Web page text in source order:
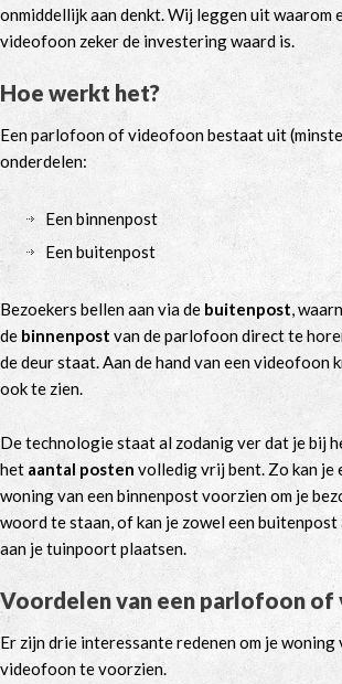
onmiddellijk aan denkt. Wij leggen uit waarom
videofoon zeker de investering waard is.
Hoe werkt het?
Een parlofoon of videofoon bestaat uit
onderdelen:
Een binnenpost
Een buitenpost
Bezoekers bellen aan via de buitenpost,
de binnenpost van de parlofoon direct te
de deur staat. Aan de hand van een videofoon
ook te zien.
De technologie staat al zodanig ver dat je bij
het aantal posten volledig vrij bent. Zo kan je
woning van een binnenpost voorzien om je
woord te staan, of kan je zowel een buitenpost
aan je tuinpoort plaatsen.
Voordelen van een parlofoon
Er zijn drie interessante redenen om je
videofoon te voorzien.